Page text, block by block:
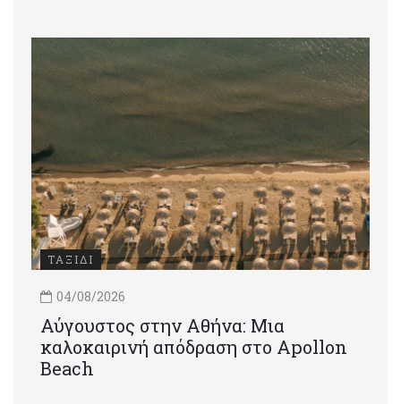
ΤΑΞΙΔΙ
04/08/2026
Αύγουστος στην Αθήνα: Μια
καλοκαιρινή απόδραση στο Apollon
Beach